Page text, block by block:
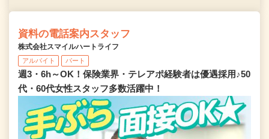
資料の電話案内スタッフ
株式会社スマイルハートライフ
アルバイト パート
週3・6h～OK！保険業界・テレアポ経験者は優遇採用♪50
代・60代女性スタッフ多数活躍中！